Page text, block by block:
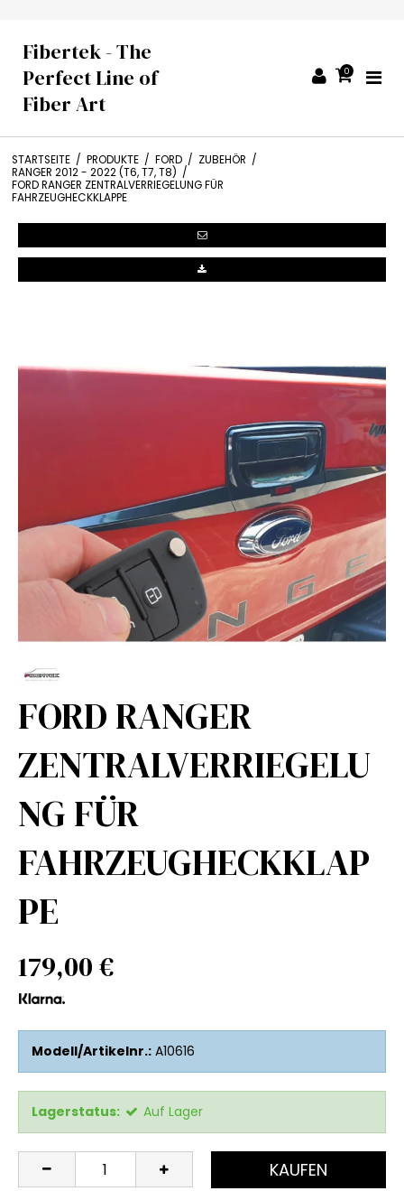
Fibertek - The
Perfect Line of
Fiber Art
0
STARTSEITE / PRODUKTE / FORD / ZUBEHÖR /
RANGER 2012 - 2022 (T6, T7, T8) /
FORD RANGER ZENTRALVERRIEGELUNG FÜR
FAHRZEUGHECKKLAPPE
FORD RANGER
ZENTRALVERRIEGELU
NG FÜR
FAHRZEUGHECKKLAP
PE
179,00 €
Modell/Artikelnr.: A10616
Lagerstatus: Auf Lager
KAUFEN